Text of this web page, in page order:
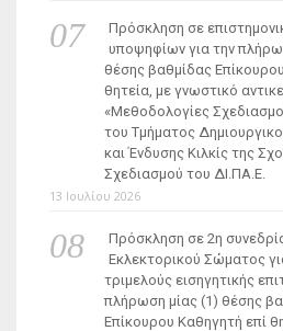
Πρόσκληση σε
υποψηφίων για την
θέσης βαθμίδας
θητεία, με γνωστικό
«Μεθοδολογίες
του Τμήματος
και Ένδυσης Κιλκίς της
Σχεδιασμού του ΔΙ.ΠΑ.Ε.
13 Ιουλίου 2026
Πρόσκληση σε 2η
Εκλεκτορικού Σώματος
τριμελούς εισηγητικής
πλήρωση μίας (1) θέσης
Επίκουρου Καθηγητή επί